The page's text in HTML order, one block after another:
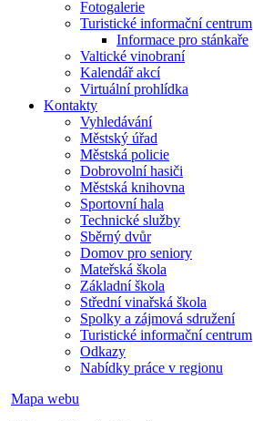
Fotogalerie
Turistické informační centrum
Informace pro stánkaře
Valtické vinobraní
Kalendář akcí
Virtuální prohlídka
Kontakty
Vyhledávání
Městský úřad
Městská policie
Dobrovolní hasiči
Městská knihovna
Sportovní hala
Technické služby
Sběrný dvůr
Domov pro seniory
Mateřská škola
Základní škola
Střední vinařská škola
Spolky a zájmová sdružení
Turistické informační centrum
Odkazy
Nabídky práce v regionu
Mapa webu